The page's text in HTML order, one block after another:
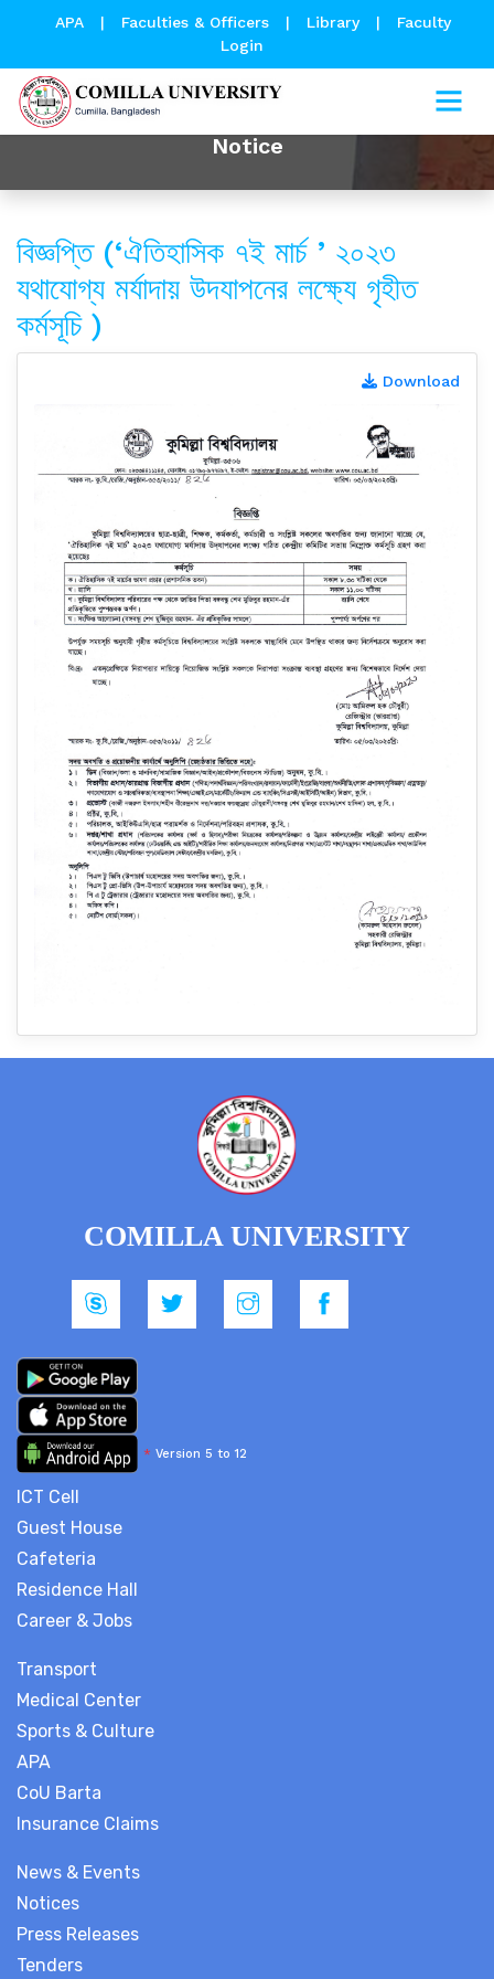
APA | Faculties & Officers | Library |
Faculty
Login
Notice
বিজ্ঞপ্তি (‘ঐতিহাসিক ৭ই মার্চ ’ ২০২৩
যথাযোগ্য মর্যাদায় উদযাপনের লক্ষ্যে গৃহীত
কর্মসূচি )
Download
News & Events
Notices
Press Releases
Tenders
COMILLA UNIVERSITY
* Version 5 to 12
ICT Cell
Guest House
Cafeteria
Residence Hall
Career & Jobs
Transport
Medical Center
Sports & Culture
APA
CoU Barta
Insurance Claims